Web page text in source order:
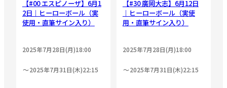
【#00 エスピノーザ】6月1
2日｜ヒーローボール（実
使用・直筆サイン入り）
2025年7月28日(月)18:00
2025年7月31日(木)22:15
【#30 廣岡大志】6月12日
｜ヒーローボール（実使
用・直筆サイン入り）
2025年7月28日(月)18:00
2025年7月31日(木)22:15